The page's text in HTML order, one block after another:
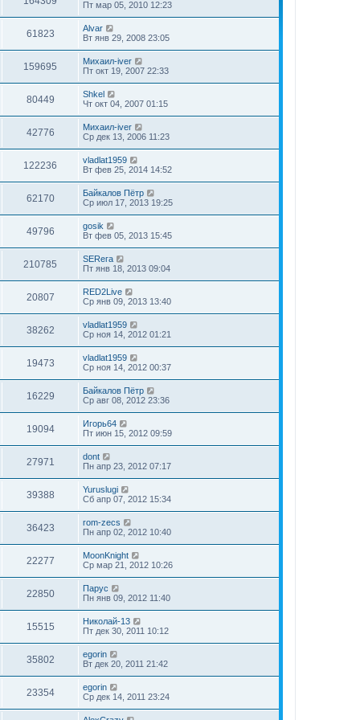
Пт мар 05, 2010 12:23
61823
Alvar
Вт янв 29, 2008 23:05
159695
Михаил-iver
Пт окт 19, 2007 22:33
80449
Shkel
Чт окт 04, 2007 01:15
42776
Михаил-iver
Ср дек 13, 2006 11:23
122236
vladlat1959
Вт фев 25, 2014 14:52
62170
Байкалов Пётр
Ср июл 17, 2013 19:25
49796
gosik
Вт фев 05, 2013 15:45
210785
SERега
Пт янв 18, 2013 09:04
20807
RED2Live
Ср янв 09, 2013 13:40
38262
vladlat1959
Ср ноя 14, 2012 01:21
19473
vladlat1959
Ср ноя 14, 2012 00:37
16229
Байкалов Пётр
Ср авг 08, 2012 23:36
19094
Игорь64
Пт июн 15, 2012 09:59
27971
dont
Пн апр 23, 2012 07:17
39388
Yuruslugi
Сб апр 07, 2012 15:34
36423
rom-zecs
Пн апр 02, 2012 10:40
22277
MoonKnight
Ср мар 21, 2012 10:26
22850
Парус
Пн янв 09, 2012 11:40
15515
Николай-13
Пт дек 30, 2011 10:12
35802
egorin
Вт дек 20, 2011 21:42
23354
egorin
Ср дек 14, 2011 23:24